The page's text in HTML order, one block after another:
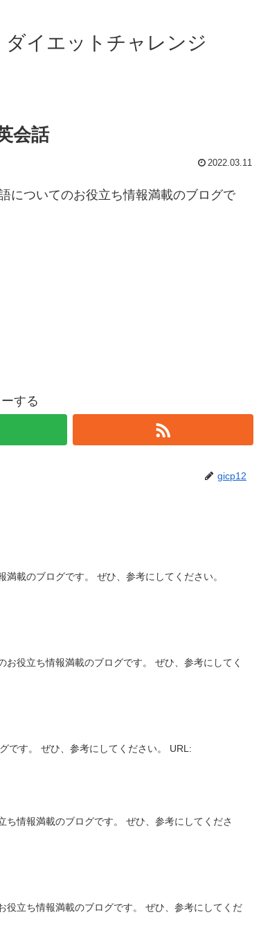
ダイエットチャレンジ
会話
2022.03.11
についてのお役立ち情報満載のブログで
する
gicp12
載のブログです。 ぜひ、参考にしてください。
お役立ち情報満載のブログです。 ぜひ、参考にしてく
です。 ぜひ、参考にしてください。 URL:
ち情報満載のブログです。 ぜひ、参考にしてくださ
役立ち情報満載のブログです。 ぜひ、参考にしてくだ